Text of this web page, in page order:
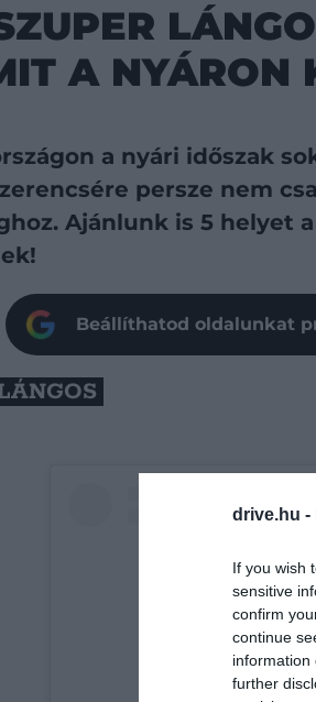
drive.hu -
If you wish
sensitive
confirm
continue
information
further
A NYÁRON
a nyári időszak
persze nem
Ajánlunk is 5 helyet
Beállíthatod oldalunkat